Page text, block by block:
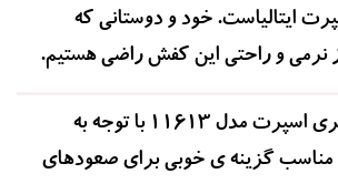
ایتالیاست. خود و دوستانی که
نرمی و راحتی این کفش راضی هستیم.
کفش کوهنوردی گری اسپرت مدل 11613 با توجه به
مناسب گزینه ی خوبی برای صعودهای